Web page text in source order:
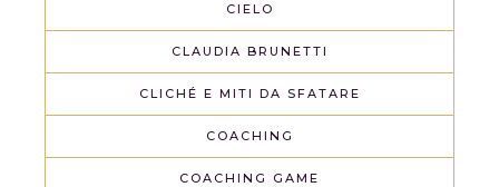
CIELO
CLAUDIA BRUNETTI
CLICHÉ E MITI DA SFATARE
COACHING
COACHING GAME